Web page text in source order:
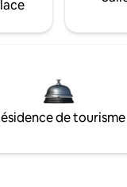
de tourisme